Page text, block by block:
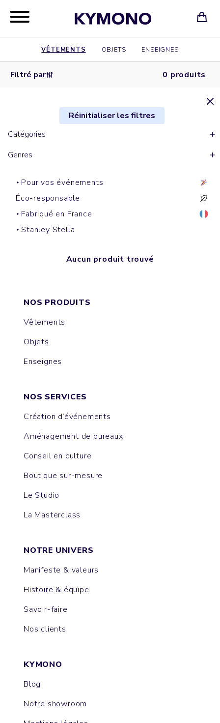
VÊTEMENTS OBJETS ENSEIGNES
Filtré par 0 produits
Réinitialiser les filtres
Catégories
Genres
Pour vos événements
Éco-responsable
Fabriqué en France
Stanley Stella
Aucun produit trouvé
NOS PRODUITS
Vêtements
Objets
Enseignes
NOS SERVICES
Création d’événements
Aménagement de bureaux
Conseil en culture
Boutique sur-mesure
Le Studio
La Masterclass
NOTRE UNIVERS
Manifeste & valeurs
Histoire & équipe
Savoir-faire
Nos clients
KYMONO
Blog
Notre showroom